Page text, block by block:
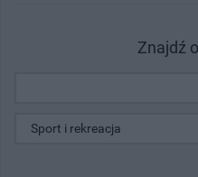
Znajdź